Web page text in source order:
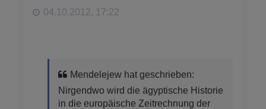
04.10.2012, 17:22
Mendelejew hat geschrieben:
Nirgendwo wird die ägyptische Historie
in die europäische Zeitrechnung der